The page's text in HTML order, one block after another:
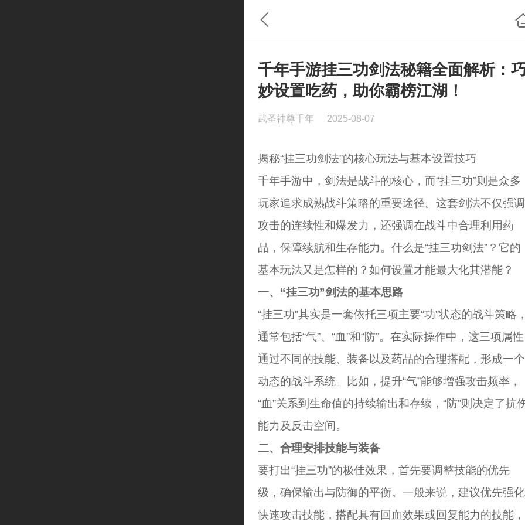
千年手游挂三功剑法秘籍全面解析：
妙设置吃药，助你霸榜江湖！
武圣神尊千年 2025-08-07
揭秘“挂三功剑法”的核心玩法与基本设置技巧
千年手游中，剑法是战斗的核心，而“挂三功”则是众多
玩家追求成熟战斗策略的重要途径。这套剑法不仅强调
攻击的连续性和爆发力，还强调在战斗中合理利用药
品，保障续航和生存能力。什么是“挂三功剑法”？它的
基本玩法又是怎样的？如何设置才能最大化其潜能？
一、“挂三功”剑法的基本思路
“挂三功”其实是一套依托三项主要“功”状态的战斗策略
通常包括“气”、“血”和“防”。在实际操作中，这三项属性
通过不同的技能、装备以及药品的合理搭配，形成一个
动态的战斗系统。比如，提升“气”能够增强攻击频率，
“血”关系到生命值的持续输出和存续，“防”则决定了抗
能力及反击空间。
二、合理安排技能与装备
要打出“挂三功”的极佳效果，首先要调整技能的优先
级，确保输出与防御的平衡。一般来说，建议优先强化
快速攻击技能，搭配具有回血效果或回复能力的技能，